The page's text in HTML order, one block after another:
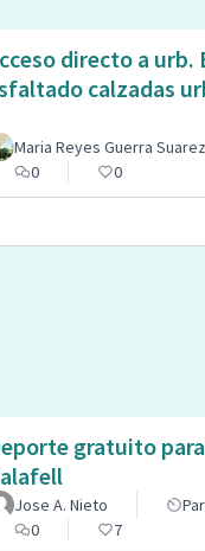
directo a urb.
calzadas
Maria Reyes Guerra Suarez
0
0
gratuito
Jose A. Nieto
0
7